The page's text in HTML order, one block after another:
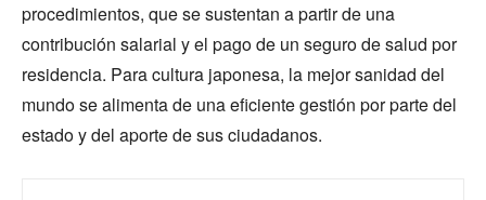
procedimientos, que se sustentan a partir de una
contribución salarial y el pago de un seguro de salud por
residencia. Para cultura japonesa, la mejor sanidad del
mundo se alimenta de una eficiente gestión por parte del
estado y del aporte de sus ciudadanos.